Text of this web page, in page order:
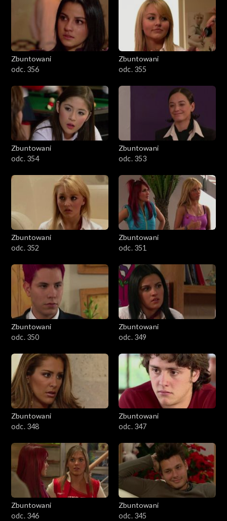
Zbuntowani
odc. 356
Zbuntowani
odc. 355
Zbuntowani
odc. 354
Zbuntowani
odc. 353
Zbuntowani
odc. 352
Zbuntowani
odc. 351
Zbuntowani
odc. 350
Zbuntowani
odc. 349
Zbuntowani
odc. 348
Zbuntowani
odc. 347
Zbuntowani
odc. 346
Zbuntowani
odc. 345